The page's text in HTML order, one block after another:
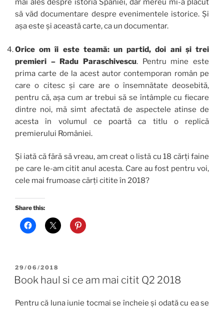
mai ales despre istoria Spaniei, dar mereu mi-a plăcut
să văd documentare despre evenimentele istorice. Și
așa este și această carte, ca un documentar.
Orice om îi este teamă: un partid, doi ani și trei
premieri – Radu Paraschivescu. Pentru mine este
prima carte de la acest autor contemporan român pe
care o citesc și care are o însemnătate deosebită,
pentru că, așa cum ar trebui să se întâmple cu fiecare
dintre noi, mă simt afectată de aspectele atinse de
acesta în volumul ce poartă ca titlu o replică
premierului României.
Și iată că fără să vreau, am creat o listă cu 18 cărți faine
pe care le-am citit anul acesta. Care au fost pentru voi,
cele mai frumoase cărți citite în 2018?
Share this:
POSTED
ON
29/06/2018
Book haul si ce am mai citit Q2 2018
Pentru că luna iunie tocmai se încheie și odată cu ea se